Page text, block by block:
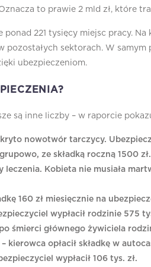
to prawie 2 mld zł, które
221 tysięcy miejsc pracy.
pozostałych sektorach. W
ubezpieczeniom.
są inne liczby – w raporcie
nowotwór tarczycy.
ze składką roczną 1500
leczenia. Kobieta nie musiała
160 zł miesięcznie na
wypłacił rodzinie 575
śmierci głównego żywiciela
kierowca opłacił składkę w
wypłacił 106 tys. zł.